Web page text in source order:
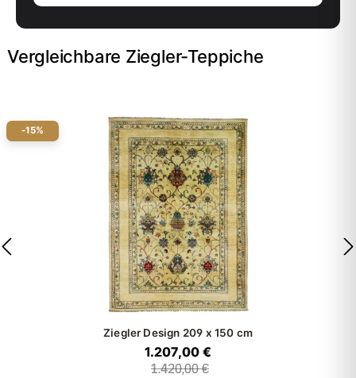
Vergleichbare Ziegler-Teppiche
-15%
Ziegler Design 209 x 150 cm
1.207,00 €
1.420,00 €